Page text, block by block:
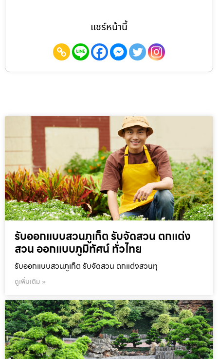
แชร์หน้านี้
รับออกแบบสวนภูเก็ต รับจัดสวน ตกแต่ง
สวน ออกแบบภูมิทัศน์ ทั่วไทย
รับออกแบบสวนภูเก็ต รับจัดสวน ตกแต่งสวนทุ
ดูเพิ่มเติม »